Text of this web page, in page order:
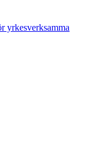
yrkesverksamma